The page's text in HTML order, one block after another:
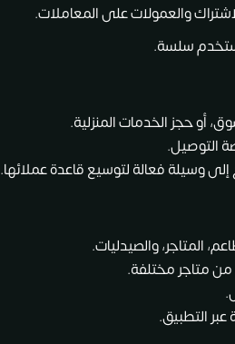
والعمولات على المعاملات.
سلسة.
أو حجز الخدمات المنزلية.
التوصيل.
وسيلة فعالة لتوسيع قاعدة عملائها.
المتاجر، والصيدليات.
متاجر مختلفة.
التطبيق.